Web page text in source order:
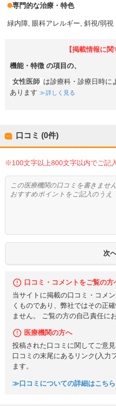
専門的な治療・特色
緑内障 眼科アレルギー 斜視/弱視
【掲載情報に関
機能・特徴 の項目の、
女性医師 は診療科・診療日時に
あります
詳しく見る
口コミ (0件)
※100文字以上800文字以内でご記
口コミ・コメントをご覧の方
当サイトに掲載の口コミ・コメ
くものであり、弊社ではその正
ません。 ご覧の方の自己責任に
医療機関の方へ
投稿された口コミに関してご意
口コミの末尾にあるリンク(入力
ます。
≫口コミについての詳細はこちら